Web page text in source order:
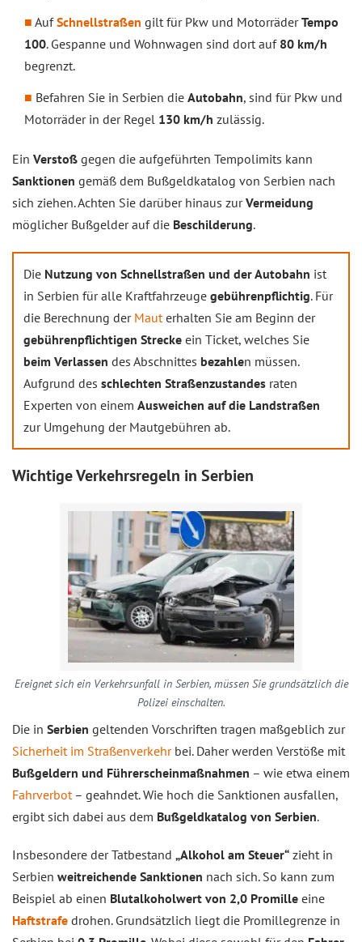
AufSchnellstraßen gilt für Pkw und MotorräderTempo
100. Gespanne und Wohnwagen sind dort auf 80 km/h
begrenzt.
Befahren Sie in Serbien die Autobahn, sind für Pkw und
Motorräder in der Regel 130 km/h zulässig.
Ein Verstoß gegen die aufgeführten Tempolimits kann
Sanktionen gemäß dem Bußgeldkatalog von Serbien nach
sich ziehen. Achten Sie darüber hinaus zurVermeidung
möglicher Bußgelder auf die Beschilderung.
Die Nutzung von Schnellstraßen und der Autobahn ist
in Serbien für alle Kraftfahrzeuge gebührenpflichtig. Für
die Berechnung der Mauterhalten Sie am Beginn der
gebührenpflichtigen Strecke ein Ticket, welches Sie
beim Verlassen des Abschnittes bezahlen müssen.
Aufgrund des schlechten Straßenzustandes raten
Experten von einem Ausweichen auf die Landstraßen
zur Umgehung der Mautgebühren ab.
Wichtige Verkehrsregeln in Serbien
Ereignet sich ein Verkehrsunfall in Serbien, müssen Sie grundsätzlich die
Polizei einschalten.
Die in Serbien geltenden Vorschriften tragen maßgeblich zur
Sicherheit im Straßenverkehrbei. Daher werden Verstöße mit
Bußgeldern und Führerscheinmaßnahmen – wie etwa einem
Fahrverbot– geahndet. Wie hoch die Sanktionen ausfallen,
ergibt sich dabei aus dem Bußgeldkatalog von Serbien.
Insbesondere der Tatbestand „Alkohol am Steuer“ zieht in
Serbien weitreichende Sanktionen nach sich. So kann zum
Beispiel ab einen Blutalkoholwert von 2,0 Promille eine
Haftstrafe drohen. Grundsätzlich liegt die Promillegrenze in